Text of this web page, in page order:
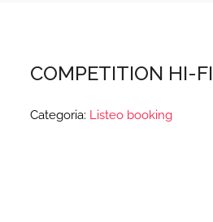
COMPETITION HI-
Categoria: Listeo booking